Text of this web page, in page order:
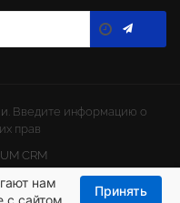
нам
с сайтом.
Принять
. Введите информацию о
прав
CRM